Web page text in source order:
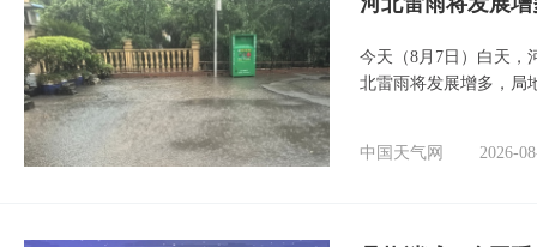
今天（8月7日）白天，
北雷雨将发展增多，局
中国天气网 2026-